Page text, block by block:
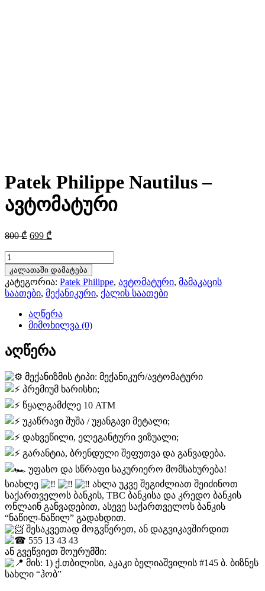
Patek Philippe Nautilus –
ავტომატური
800₾ Original
was:
800 ₾.
699 ₾
is:
699 ₾.
რაოდენობა:
Patek
Philippe
Nautilus
-
ავტომატური
კალათაში დამატება
კატეგორია: Patek Philippe, ავტომატური, მამაკაცის
საათები, მექანიკური, ქალის საათები
აღწერა
მიმოხილვა (0)
აღწერა
მექანიზმის ტიპი: მექანიკურ/ავტომატური
პრემიუმ ხარისხი;
წყალგამძლე 10 ATM
უკაწრავი შუშა / უჟანგავი მეტალი;
დახვეწილი, ელეგანტური ვიზუალი;
გარანტია, ბრენდული შეფუთვა და განვადება.
უფასო და სწრაფი საკურიერო მომსახურება!
სიახლე
ახლა უკვე შეგიძლიათ შეიძინოთ
საქართველოს ბანკის, TBC ბანკისა და კრედო ბანკის
ონლაინ განვადებით, ასევე საქართველოს ბანკის
“ნაწილ-ნაწილ” გადახდით.
შესაკვეთად მოგვწერეთ, ან დაგვიკავშირდით
555 13 43 43
ან გვეწვიეთ შოურუმში:
მის: 1) ქ.თბილისი, აკაკი ბელიაშვილის #145 ბ. ბიზნეს
სახლი “ჰობ”